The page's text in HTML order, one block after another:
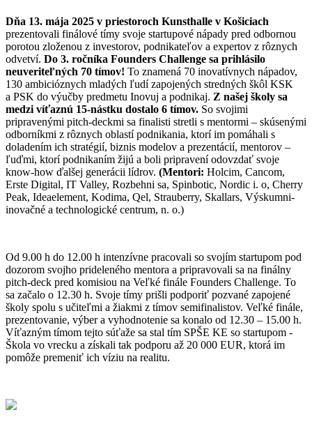
Dňa 13. mája 2025 v priestoroch Kunsthalle v Košiciach
prezentovali finálové tímy svoje startupové nápady pred odbornou
porotou zloženou z investorov, podnikateľov a expertov z rôznych
odvetví. Do 3. ročníka Founders Challenge sa prihlásilo
neuveriteľných 70 tímov! To znamená 70 inovatívnych nápadov,
130 ambicióznych mladých ľudí zapojených stredných škôl KSK
a PSK do výučby predmetu Inovuj a podnikaj. Z našej školy sa
medzi víťaznú 15-nástku dostalo 6 tímov. So svojimi
pripravenými pitch-deckmi sa finalisti stretli s mentormi – skúsenými
odborníkmi z rôznych oblastí podnikania, ktorí im pomáhali s
doladením ich stratégií, biznis modelov a prezentácií, mentorov –
ľuďmi, ktorí podnikaním žijú a boli pripravení odovzdať svoje
know-how ďalšej generácii lídrov. (Mentori: Holcim, Cancom,
Erste Digital, IT Valley, Rozbehni sa, Spinbotic, Nordic i. o, Cherry
Peak, Ideaelement, Kodima, Qel, Strauberry, Skallars, Výskumni-
inovačné a technologické centrum, n. o.)
Od 9.00 h do 12.00 h intenzívne pracovali so svojím startupom pod
dozorom svojho prideleného mentora a pripravovali sa na finálny
pitch-deck pred komisiou na Veľké finále Founders Challenge. To
sa začalo o 12.30 h. Svoje tímy prišli podporiť pozvané zapojené
školy spolu s učiteľmi a žiakmi z tímov semifinalistov. Veľké finále,
prezentovanie, výber a vyhodnotenie sa konalo od 12.30 – 15.00 h.
Víťazným tímom tejto súťaže sa stal tím SPŠE KE so startupom -
Škola vo vrecku a získali tak podporu až 20 000 EUR, ktorá im
pomôže premeniť ich víziu na realitu.